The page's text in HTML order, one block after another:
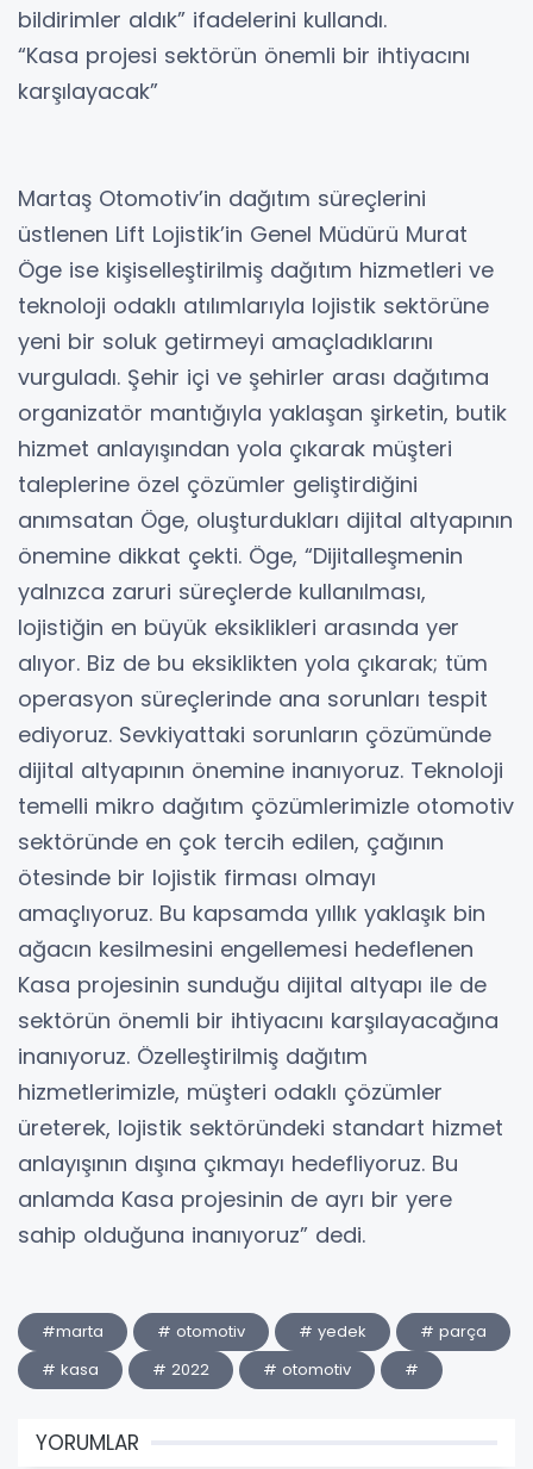
bildirimler aldık” ifadelerini kullandı.
“Kasa projesi sektörün önemli bir ihtiyacını
karşılayacak”
Martaş Otomotiv’in dağıtım süreçlerini
üstlenen Lift Lojistik’in Genel Müdürü Murat
Öge ise kişiselleştirilmiş dağıtım hizmetleri ve
teknoloji odaklı atılımlarıyla lojistik sektörüne
yeni bir soluk getirmeyi amaçladıklarını
vurguladı. Şehir içi ve şehirler arası dağıtıma
organizatör mantığıyla yaklaşan şirketin, butik
hizmet anlayışından yola çıkarak müşteri
taleplerine özel çözümler geliştirdiğini
anımsatan Öge, oluşturdukları dijital altyapının
önemine dikkat çekti. Öge, “Dijitalleşmenin
yalnızca zaruri süreçlerde kullanılması,
lojistiğin en büyük eksiklikleri arasında yer
alıyor. Biz de bu eksiklikten yola çıkarak; tüm
operasyon süreçlerinde ana sorunları tespit
ediyoruz. Sevkiyattaki sorunların çözümünde
dijital altyapının önemine inanıyoruz. Teknoloji
temelli mikro dağıtım çözümlerimizle otomotiv
sektöründe en çok tercih edilen, çağının
ötesinde bir lojistik firması olmayı
amaçlıyoruz. Bu kapsamda yıllık yaklaşık bin
ağacın kesilmesini engellemesi hedeflenen
Kasa projesinin sunduğu dijital altyapı ile de
sektörün önemli bir ihtiyacını karşılayacağına
inanıyoruz. Özelleştirilmiş dağıtım
hizmetlerimizle, müşteri odaklı çözümler
üreterek, lojistik sektöründeki standart hizmet
anlayışının dışına çıkmayı hedefliyoruz. Bu
anlamda Kasa projesinin de ayrı bir yere
sahip olduğuna inanıyoruz” dedi.
#marta # otomotiv # yedek
# parça
# kasa
# 2022 # otomotiv #
YORUMLAR